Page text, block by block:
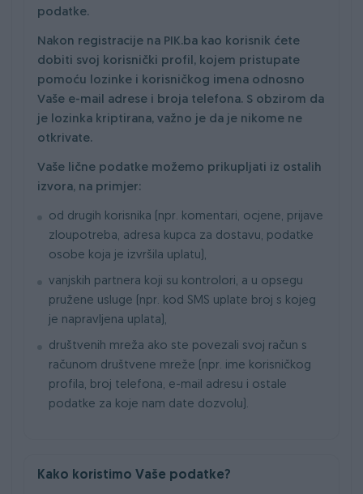
podatke.
Nakon registracije na PIK.ba kao korisnik ćete
dobiti svoj korisnički profil, kojem pristupate
pomoću lozinke i korisničkog imena odnosno
Vaše e-mail adrese i broja telefona. S obzirom da
je lozinka kriptirana, važno je da je nikome ne
otkrivate.
Vaše lične podatke možemo prikupljati iz ostalih
izvora, na primjer:
od drugih korisnika (npr. komentari, ocjene, prijave
zloupotreba, adresa kupca za dostavu, podatke
osobe koja je izvršila uplatu),
vanjskih partnera koji su kontrolori, a u opsegu
pružene usluge (npr. kod SMS uplate broj s kojeg
je napravljena uplata),
društvenih mreža ako ste povezali svoj račun s
računom društvene mreže (npr. ime korisničkog
profila, broj telefona, e-mail adresu i ostale
podatke za koje nam date dozvolu).
Kako koristimo Vaše podatke?